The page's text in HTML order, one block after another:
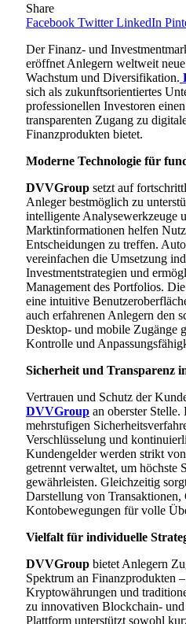
Share
Facebook Twitter LinkedIn
Der Finanz- und
eröffnet Anlegern weltweit
Wachstum und Diversifikation.
sich als zukunftsorientiertes
professionellen Investoren
transparenten Zugang zu
Finanzprodukten bietet.
Moderne Technologie für
DVVGroup setzt auf
Anleger bestmöglich zu
intelligente Analysewerkzeuge
Marktinformationen helfen
Entscheidungen zu treffen.
vereinfachen die Umsetzung
Investmentstrategien und
Management des Portfolios.
eine intuitive
auch erfahrenen Anlegern den
Desktop- und mobile Zugänge
Kontrolle und
Sicherheit und Transparenz
Vertrauen und Schutz der
DVVGroup an oberster
mehrstufigen
Verschlüsselung und
Kundengelder werden strikt
getrennt verwaltet, um höchste
gewährleisten. Gleichzeitig
Darstellung von Transaktionen,
Kontobewegungen für volle
Vielfalt für individuelle
DVVGroup bietet Anlegern
Spektrum an Finanzprodukten
Kryptowährungen und
zu innovativen Blockchain-
Plattform unterstützt sowohl